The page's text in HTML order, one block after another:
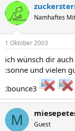
Namhaftes
1 Oktober 2003
ich wünsch dir
:sonne und vielen
:bounce3
M Guest